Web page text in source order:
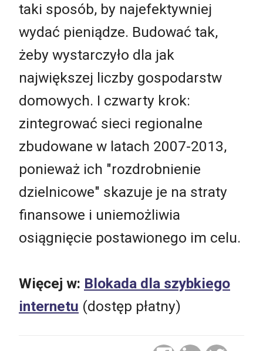
taki sposób, by najefektywniej
wydać pieniądze. Budować tak,
żeby wystarczyło dla jak
największej liczby gospodarstw
domowych. I czwarty krok:
zintegrować sieci regionalne
zbudowane w latach 2007-2013,
ponieważ ich "rozdrobnienie
dzielnicowe" skazuje je na straty
finansowe i uniemożliwia
osiągnięcie postawionego im celu.
Więcej w: Blokada dla szybkiego
internetu (dostęp płatny)